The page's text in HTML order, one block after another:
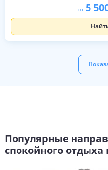
от 5
Популярные
спокойного отдыха